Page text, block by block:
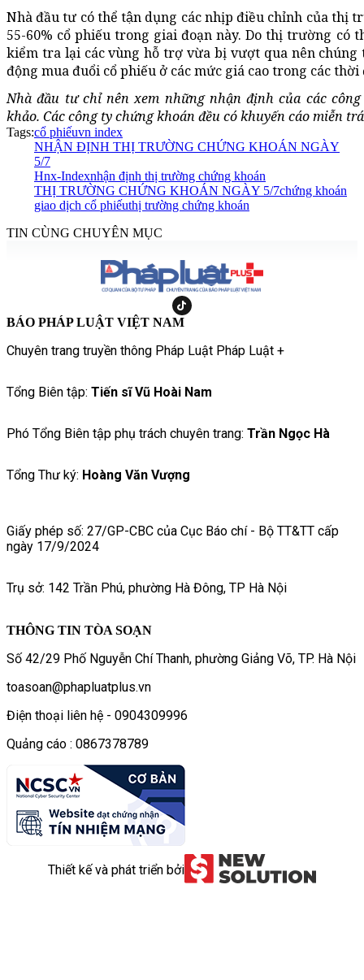
Nhà đầu tư có thể tận dụng các nhịp điều chỉnh của thị
55-60% cổ phiếu trong giai đoạn này. Do thị trường có
kiểm tra lại các vùng hỗ trợ vừa bị vượt qua nên chúng
động mua đuổi cổ phiếu ở các mức giá cao trong các
Nhà đầu tư chỉ nên xem những nhận định của các
khảo. Các công ty chứng khoán đều có khuyến cáo miễn
Tags:cổ phiếuvn index
NHẬN ĐỊNH THỊ TRƯỜNG CHỨNG KHOÁN NGÀY
5/7
Hnx-Indexnhận định thị trường chứng khoán
THỊ TRƯỜNG CHỨNG KHOÁN NGÀY 5/7chứng khoán
giao dịch cổ phiếuthị trường chứng khoán
TIN CÙNG CHUYÊN MỤC
BÁO PHÁP LUẬT VIỆT NAM
Chuyên trang truyền thông Pháp Luật Pháp Luật +
Tổng Biên tập: Tiến sĩ Vũ Hoài Nam
Phó Tổng Biên tập phụ trách chuyên trang: Trần Ngọc Hà
Tổng Thư ký: Hoàng Văn Vượng
Giấy phép số: 27/GP-CBC của Cục Báo chí - Bộ TT&TT cấp
ngày 17/9/2024
Trụ sở: 142 Trần Phú, phường Hà Đông, TP Hà Nội
THÔNG TIN TÒA SOẠN
Số 42/29 Phố Nguyễn Chí Thanh, phường Giảng Võ, TP. Hà Nội
toasoan@phapluatplus.vn
Điện thoại liên hệ - 0904309996
Quảng cáo : 0867378789
Thiết kế và phát triển bởi